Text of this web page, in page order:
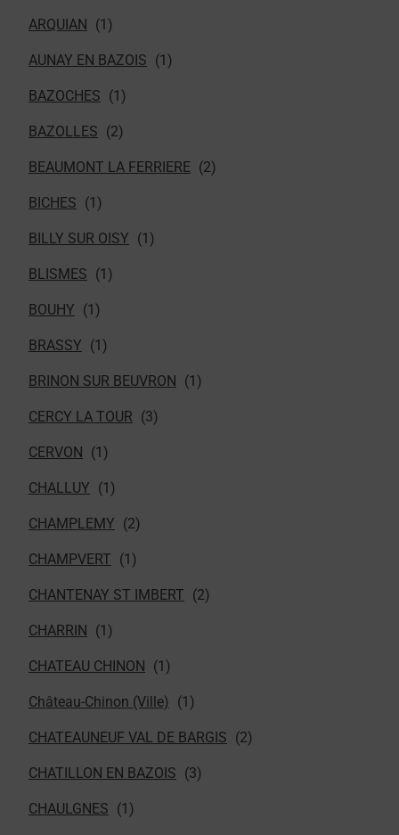
ARQUIAN
AUNAY EN BAZOIS
BAZOCHES
BAZOLLES
BEAUMONT LA FERRIERE
BICHES
BILLY SUR OISY
BLISMES
BOUHY
BRASSY
BRINON SUR BEUVRON
CERCY LA TOUR
CERVON
CHALLUY
CHAMPLEMY
CHAMPVERT
CHANTENAY ST IMBERT
CHARRIN
CHATEAU CHINON
Château-Chinon (Ville)
CHATEAUNEUF VAL DE BARGIS
CHATILLON EN BAZOIS
CHAULGNES